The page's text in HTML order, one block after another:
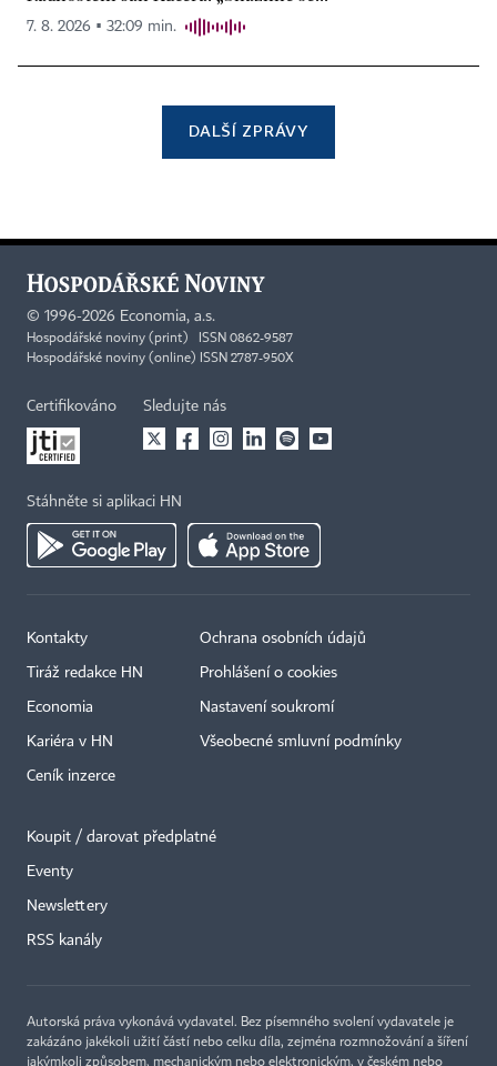
7. 8. 2026 ▪ 32:09 min.
DALŠÍ ZPRÁVY
© 1996-2026 Economia, a.s.
Hospodářské noviny (print) ISSN 0862-9587
Hospodářské noviny (online) ISSN 2787-950X
Certifikováno Sledujte nás
Stáhněte si aplikaci HN
Kontakty
Tiráž redakce HN
Economia
Kariéra v HN
Ceník inzerce
Ochrana osobních údajů
Prohlášení o cookies
Nastavení soukromí
Všeobecné smluvní podmínky
Koupit / darovat předplatné
Eventy
Newslettery
RSS kanály
Autorská práva vykonává vydavatel. Bez písemného svolení vydavatele je
zakázáno jakékoli užití částí nebo celku díla, zejména rozmnožování a šíření
jakýmkoli způsobem, mechanickým nebo elektronickým, v českém nebo